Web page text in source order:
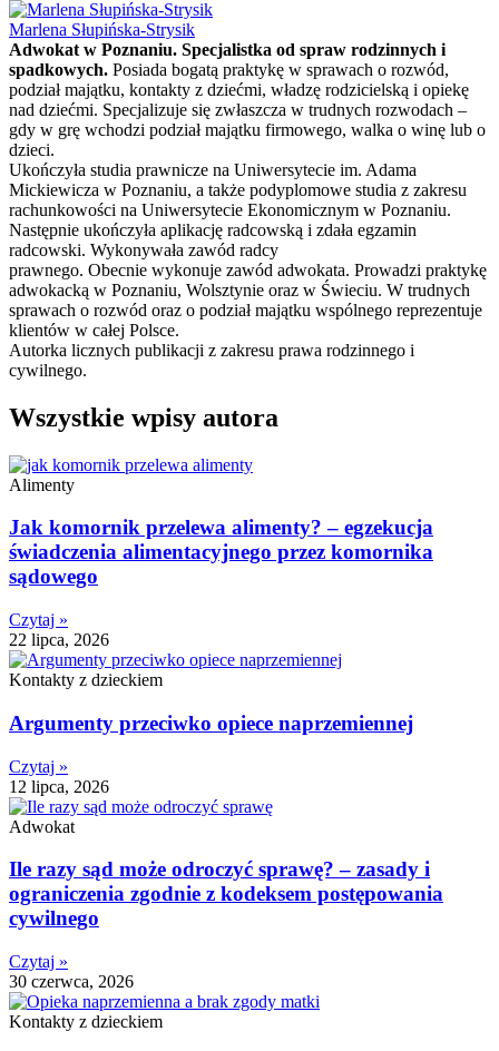
Marlena Słupińska-Strysik
Adwokat w Poznaniu. Specjalistka od spraw rodzinnych i
spadkowych. Posiada bogatą praktykę w sprawach o rozwód,
podział majątku, kontakty z dziećmi, władzę rodzicielską i opiekę
nad dziećmi. Specjalizuje się zwłaszcza w trudnych rozwodach –
gdy w grę wchodzi podział majątku firmowego, walka o winę lub o
dzieci.
Ukończyła studia prawnicze na Uniwersytecie im. Adama
Mickiewicza w Poznaniu, a także podyplomowe studia z zakresu
rachunkowości na Uniwersytecie Ekonomicznym w Poznaniu.
Następnie ukończyła aplikację radcowską i zdała egzamin
radcowski. Wykonywała zawód radcy
prawnego. Obecnie wykonuje zawód adwokata. Prowadzi praktykę
adwokacką w Poznaniu, Wolsztynie oraz w Świeciu. W trudnych
sprawach o rozwód oraz o podział majątku wspólnego reprezentuje
klientów w całej Polsce.
Autorka licznych publikacji z zakresu prawa rodzinnego i
cywilnego.
Wszystkie wpisy autora
Alimenty
Jak komornik przelewa alimenty? – egzekucja
świadczenia alimentacyjnego przez komornika
sądowego
Czytaj »
22 lipca, 2026
Kontakty z dzieckiem
Argumenty przeciwko opiece naprzemiennej
Czytaj »
12 lipca, 2026
Adwokat
Ile razy sąd może odroczyć sprawę? – zasady i
ograniczenia zgodnie z kodeksem postępowania
cywilnego
Czytaj »
30 czerwca, 2026
Kontakty z dzieckiem